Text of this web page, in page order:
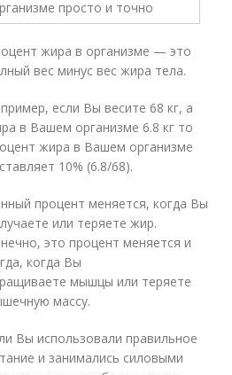
жира в организме — это
вес минус вес жира тела.
если Вы весите 68 кг, а
в Вашем организме 6.8 кг то
жира в Вашем организме
10% (6.8/68).
процент меняется, когда Вы
или теряете жир.
это процент меняется и
когда Вы
мышцы или теряете
массу.
Вы использовали правильное
и занимались силовыми